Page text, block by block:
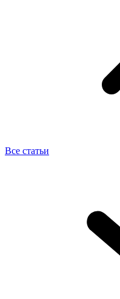
Все статьи